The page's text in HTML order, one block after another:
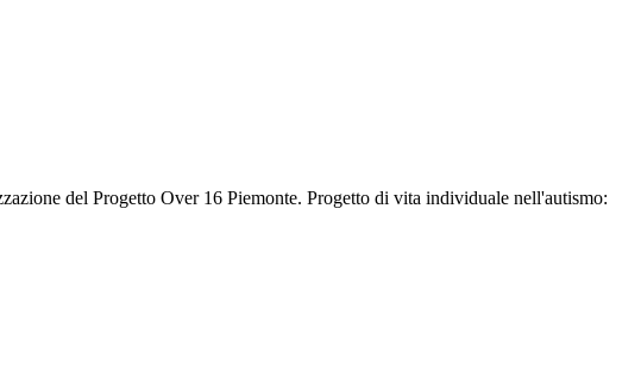
del Progetto Over 16 Piemonte. Progetto di vita individuale nell'autismo: